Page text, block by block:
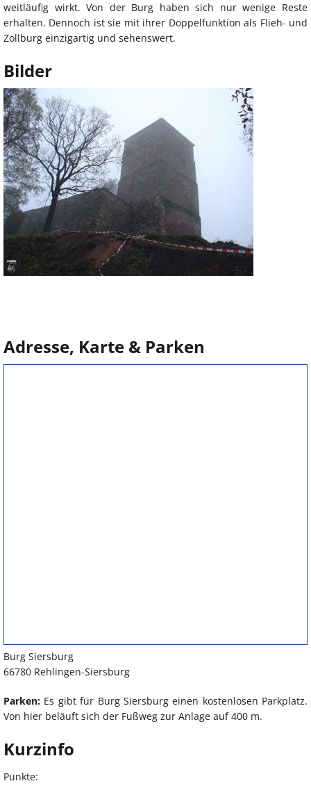
weitläufig wirkt. Von der Burg haben sich nur wenige Reste
erhalten. Dennoch ist sie mit ihrer Doppelfunktion als Flieh- und
Zollburg einzigartig und sehenswert.
Bilder
Adresse, Karte & Parken
Burg Siersburg
66780 Rehlingen-Siersburg
Parken: Es gibt für Burg Siersburg einen kostenlosen Parkplatz.
Von hier beläuft sich der Fußweg zur Anlage auf 400 m.
Kurzinfo
Punkte: